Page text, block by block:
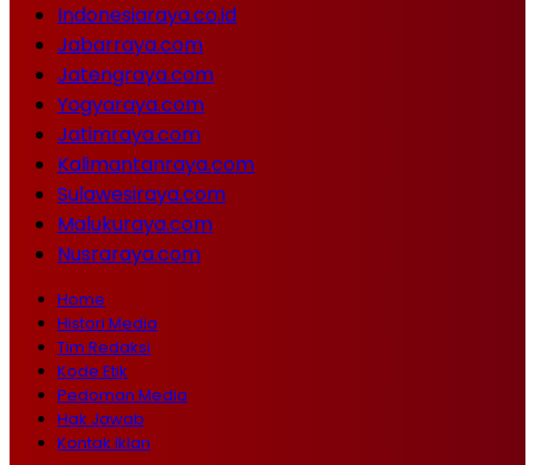
Indonesiaraya.co.id
Jabarraya.com
Jatengraya.com
Yogyaraya.com
Jatimraya.com
Kalimantanraya.com
Sulawesiraya.com
Malukuraya.com
Nusraraya.com
Home
Histori Media
Tim Redaksi
Kode Etik
Pedoman Media
Hak Jawab
Kontak Iklan